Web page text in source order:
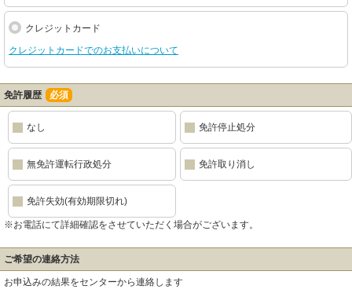
クレジットカード
クレジットカードでのお支払いについて
免許履歴 必須
なし 免許停止処分
無免許運転行政処分 免許取り消し
免許失効(有効期限切れ)
※お電話にて詳細確認をさせていただく場合がございます。
ご希望の連絡方法
お申込みの結果をセンターから連絡します